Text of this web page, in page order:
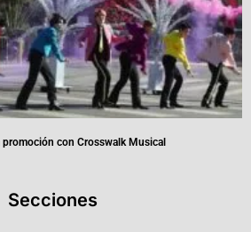
con Crosswalk Musical
Secciones